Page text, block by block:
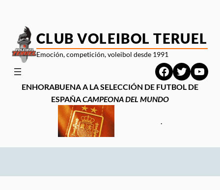
contenido CLUB VOLEIBOL TERUEL
Emoción, competición, voleibol desde 1991
Facebook
Twitter
ENHORABUENA A LA SELECCIÓN DE FUTBOL DE
ESPAÑACAMPEONA DEL MUNDO
.